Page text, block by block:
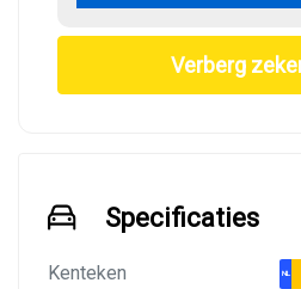
Verberg
Specificaties
Kenteken NL